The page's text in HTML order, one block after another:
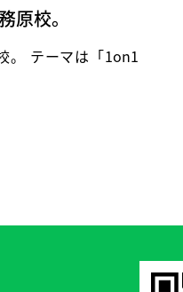
原校。
。 テーマは「1on1